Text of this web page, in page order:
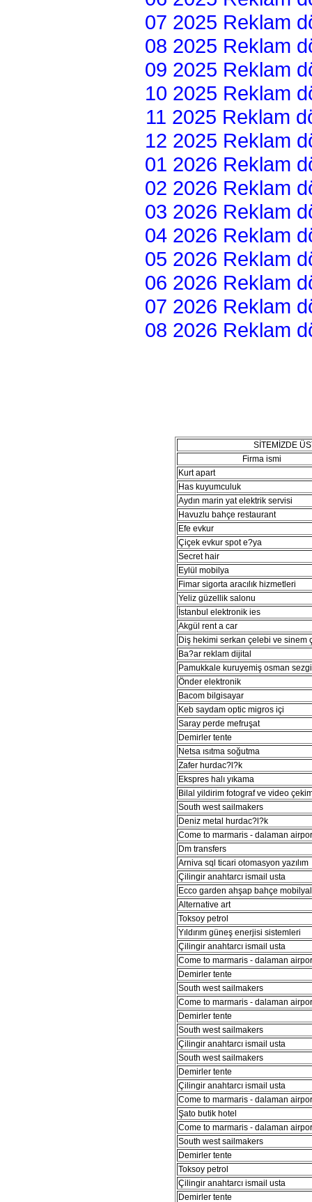
07 2025 Reklam
08 2025 Reklam
09 2025 Reklam
10 2025 Reklam
11 2025 Reklam
12 2025 Reklam
01 2026 Reklam
02 2026 Reklam
03 2026 Reklam
04 2026 Reklam
05 2026 Reklam
06 2026 Reklam
07 2026 Reklam
08 2026 Reklam
SİTEMİZDE
Firma ismi
Kurt apart
Has kuyumculuk
Aydın marin yat elektrik servisi
Havuzlu bahçe restaurant
Efe evkur
Çiçek evkur spot e?ya
Secret hair
Eylül mobilya
Fimar sigorta aracılık hizmetleri
Yeliz güzellik salonu
İstanbul elektronik ies
Akgül rent a car
Diş hekimi serkan çelebi ve sinem
Ba?ar reklam dijital
Pamukkale kuruyemiş osman
Önder elektronik
Bacom bilgisayar
Keb saydam optic migros içi
Saray perde mefruşat
Demirler tente
Netsa ısıtma soğutma
Zafer hurdac?l?k
Ekspres halı yıkama
Bilal yildirim fotograf ve video
South west sailmakers
Deniz metal hurdac?l?k
Come to marmaris - dalaman
Dm transfers
Arniva sql ticari otomasyon yazılım
Çilingir anahtarcı ismail usta
Ecco garden ahşap bahçe
Alternative art
Toksoy petrol
Yıldırım güneş enerjisi sistemleri
Çilingir anahtarcı ismail usta
Come to marmaris - dalaman
Demirler tente
South west sailmakers
Come to marmaris - dalaman
Demirler tente
South west sailmakers
Çilingir anahtarcı ismail usta
South west sailmakers
Demirler tente
Çilingir anahtarcı ismail usta
Come to marmaris - dalaman
Şato butik hotel
Come to marmaris - dalaman
South west sailmakers
Demirler tente
Toksoy petrol
Çilingir anahtarcı ismail usta
Demirler tente